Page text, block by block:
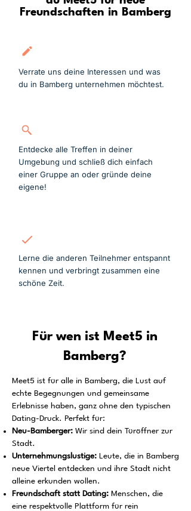
Freundschaften in Bamberg
Verrate uns deine Interessen und was
du in Bamberg unternehmen möchtest.
Entdecke alle Treffen in deiner
Umgebung und schließ dich einfach
einer Gruppe an oder gründe deine
eigene!
Lerne die anderen Teilnehmer entspannt
kennen und verbringt zusammen eine
schöne Zeit.
Für wen ist Meet5 in
Bamberg?
Meet5 ist für alle in Bamberg, die Lust auf
echte Begegnungen und gemeinsame
Erlebnisse haben, ganz ohne den typischen
Dating-Druck. Perfekt für:
Neu-Bamberger: Wir sind dein Türöffner zur
Stadt.
Unternehmungslustige: Leute, die in Bamberg
neue Viertel entdecken und ihre Stadt nicht
alleine erkunden wollen.
Freundschaft statt Dating: Menschen, die
eine respektvolle Plattform für rein